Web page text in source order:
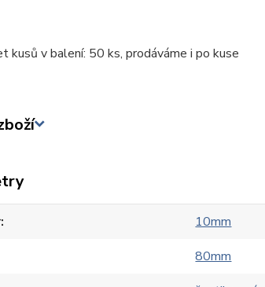
kusů v balení: 50 ks, prodáváme i po kuse
10mm
80mm